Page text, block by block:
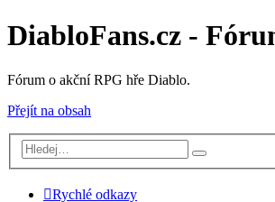
DiabloFans.cz -
Fórum o akční RPG hře Diablo.
Přejít na obsah
Rychlé odkazy